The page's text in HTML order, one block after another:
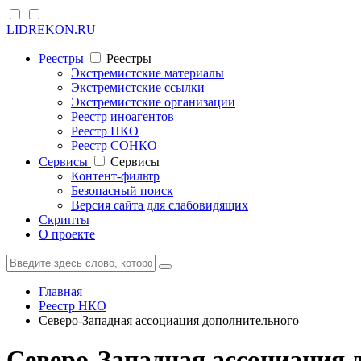
LIDREKON.RU
Реестры
Реестры
Экстремистские материалы
Экстремистские ссылки
Экстремистские организации
Реестр иноагентов
Реестр НКО
Реестр СОНКО
Cервисы
Cервисы
Контент-фильтр
Безопасный поиск
Версия сайта для слабовидящих
Скрипты
О проекте
Главная
Реестр НКО
Северо-Западная ассоциация дополнительного